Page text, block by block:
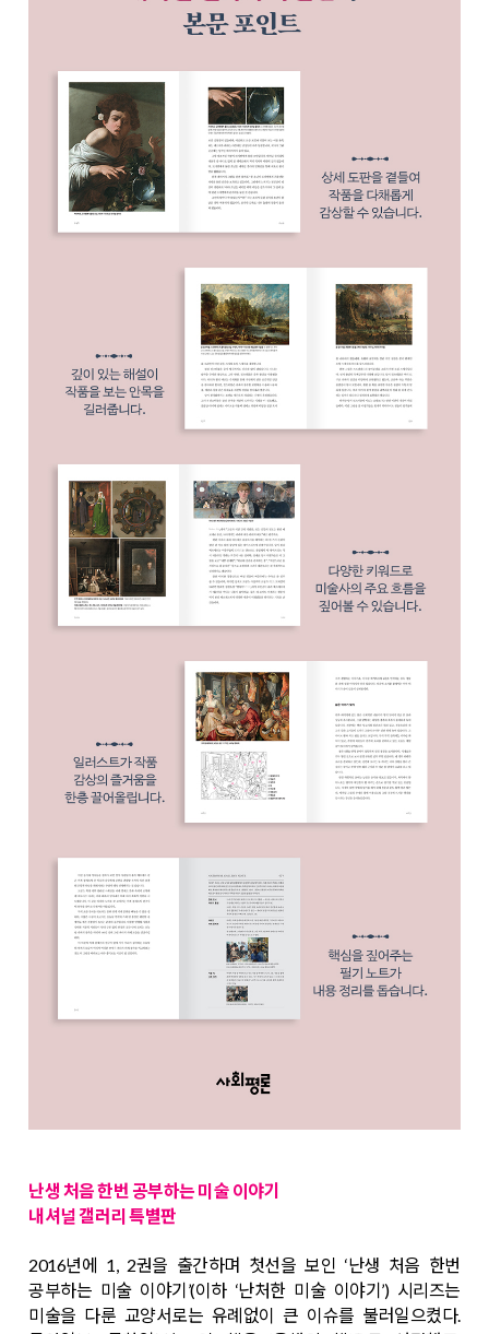
난생 처음 한번 공부하는 미술 이야기
내셔널 갤러리 특별판
2016년에 1, 2권을 출간하며 첫선을 보인 ‘난생 처음 한번
공부하는 미술 이야기’(이하 ‘난처한 미술 이야기’) 시리즈는
미술을 다룬 교양서로는 유례없이 큰 이슈를 불러일으켰다.